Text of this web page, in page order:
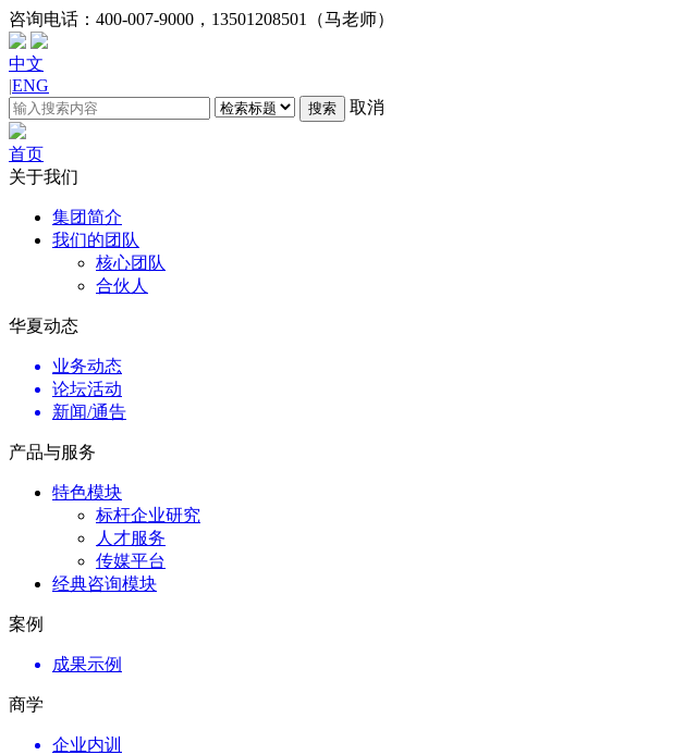
咨询电话： 400-007-9000，13501208501（马老师）
中文
|ENG
搜索 取消
首页
关于我们
集团简介
我们的团队
核心团队
合伙人
华夏动态
业务动态
论坛活动
新闻/通告
产品与服务
特色模块
标杆企业研究
人才服务
传媒平台
经典咨询模块
案例
成果示例
商学
企业内训